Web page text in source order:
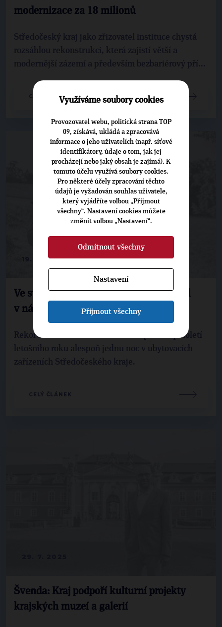
modernizace za 18 milionů
Středočeský kraj jako zřizovatel instituce chystá
rozsáhlou rekonstrukci, která zajistí větší a
modernější zázemí a především bezbariérový pří...
CELÝ ČLÁNEK
19. 8. 2025
Ve středních Čechách padl letitý rekord
v návštěvnosti
Rekordních 577 tisíc lidí strávilo v prvním pololetí
letošního roku alespoň jednu noc v ubytovacích
zařízeních Středočeského kraje.
CELÝ ČLÁNEK
Švenda: Kraj podpoří kulturní projekty
krajských muzeí a galerií
Využíváme soubory cookies
Provozovatel webu, politická strana TOP
09, získává, ukládá a zpracovává
informace o jeho uživatelích (např. síťové
identifikátory, údaje o tom, jak jej
procházejí nebo jaký obsah je zajímá). K
tomuto účelu využívá soubory cookies.
Pro některé účely zpracování těchto
údajů je vyžadován souhlas uživatele,
který vyjádříte volbou „Přijmout
všechny“. Nastavení cookies můžete
změnit volbou „Nastavení“.
Odmítnout všechny
Nastavení
Přijmout všechny